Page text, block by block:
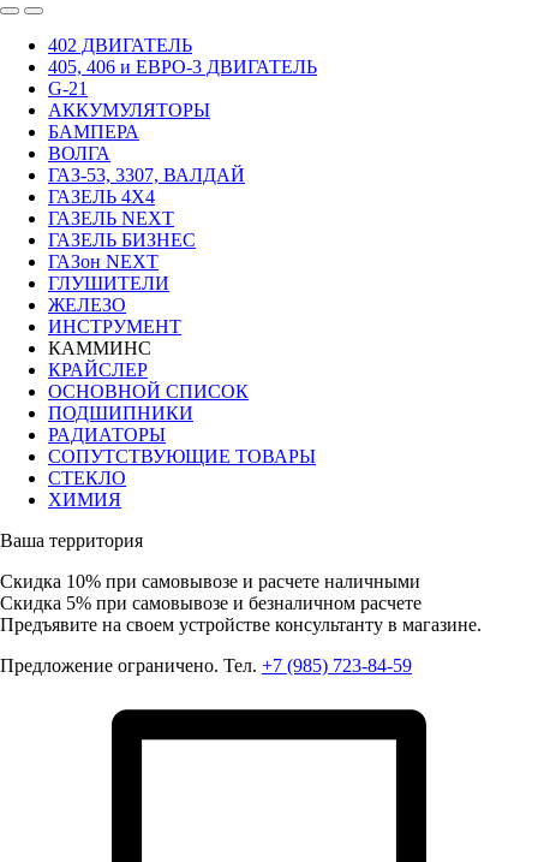
402 ДВИГАТЕЛЬ
405, 406 и ЕВРО-3 ДВИГАТЕЛЬ
G-21
АККУМУЛЯТОРЫ
БАМПЕРА
ВОЛГА
ГАЗ-53, 3307, ВАЛДАЙ
ГАЗЕЛЬ 4Х4
ГАЗЕЛЬ NEXT
ГАЗЕЛЬ БИЗНЕС
ГАЗон NEXT
ГЛУШИТЕЛИ
ЖЕЛЕЗО
ИНСТРУМЕНТ
КАММИНС
КРАЙСЛЕР
ОСНОВНОЙ СПИСОК
ПОДШИПНИКИ
РАДИАТОРЫ
СОПУТСТВУЮЩИЕ ТОВАРЫ
СТЕКЛО
ХИМИЯ
Ваша территория
Скидка 10% при самовывозе и расчете наличными
Скидка 5% при самовывозе и безналичном расчете
Предъявите на своем устройстве консультанту в магазине.
Предложение ограничено. Тел. +7 (985) 723-84-59